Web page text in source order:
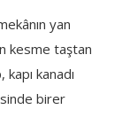
yan
kesme taştan
kanadı
birer